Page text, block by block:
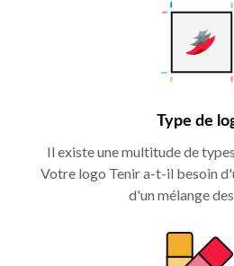
Type de
Il existe une multitude de
Votre logo Tenir a-t-il besoin
d'un mélange